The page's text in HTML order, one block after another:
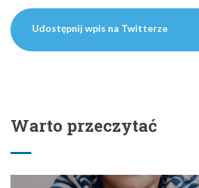
Udostępnij wpis na Twitterze
Warto przeczytać